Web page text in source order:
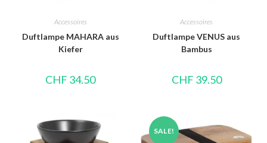
Accessoires
Duftlampe MAHARA aus
Kiefer
CHF 34.50
Accessoires
Duftlampe VENUS aus
Bambus
CHF 39.50
SALE!